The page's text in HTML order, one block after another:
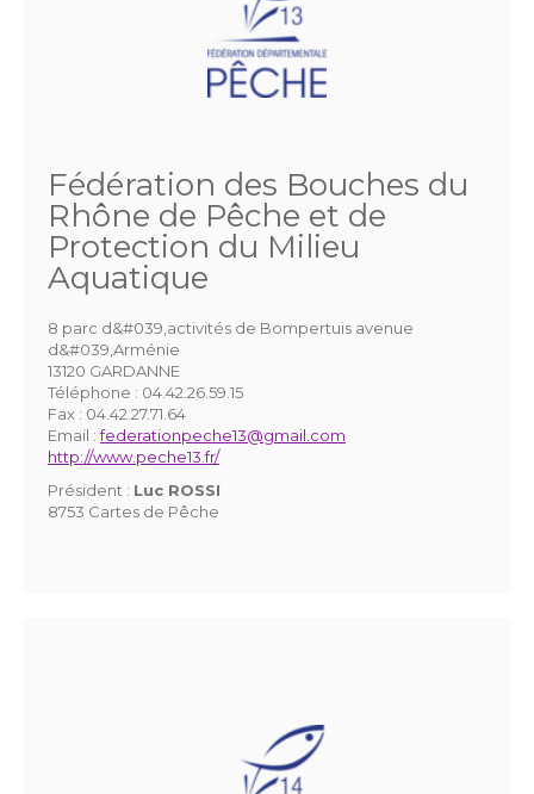
Fédération des Bouches du
Rhône de Pêche et de
Protection du Milieu
Aquatique
8 parc d&#039,activités de Bompertuis avenue
d&#039,Arménie
13120 GARDANNE
Téléphone : 04.42.26.59.15
Fax : 04.42.27.71.64
Email :federationpeche13@gmail.com
http://www.peche13.fr/
Président : Luc ROSSI
8753 Cartes de Pêche